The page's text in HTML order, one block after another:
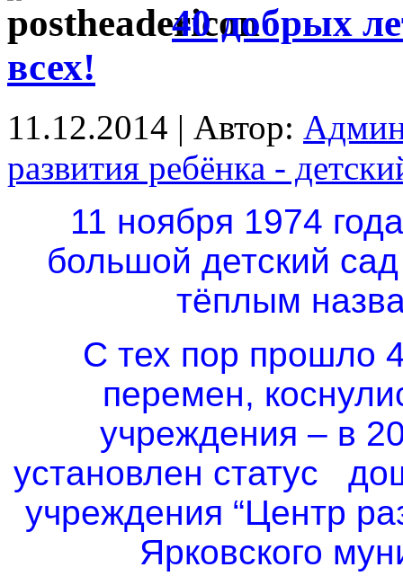
40 добрых
всех!
11.12.2014 | Автор:
развития ребёнка -
11 ноября 1974
большой детский
тёплым
С тех пор прошло
перемен,
учреждения – в
установлен статус
учреждения “Центр
Ярковского